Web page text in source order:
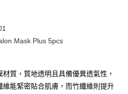
Mask Plus 5pcs
質，質地透明且具備優異透氣性，
維能緊密貼合肌膚，而竹纖維則提升